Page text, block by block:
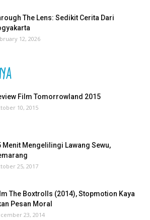
The Lens: Sedikit Cerita Dari
12, 2026
Film Tomorrowland 2015
10, 2015
Menit Mengelilingi Lawang Sewu,
25, 2017
The Boxtrolls (2014), Stopmotion Kaya
Pesan Moral
23, 2014